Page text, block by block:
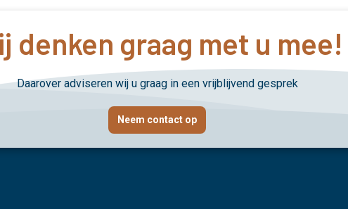
denken graag met u mee!
Daarover adviseren wij u graag in een vrijblijvend gesprek
Neem contact op